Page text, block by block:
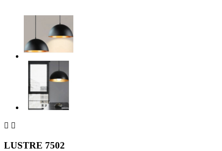
 
LUSTRE 7502